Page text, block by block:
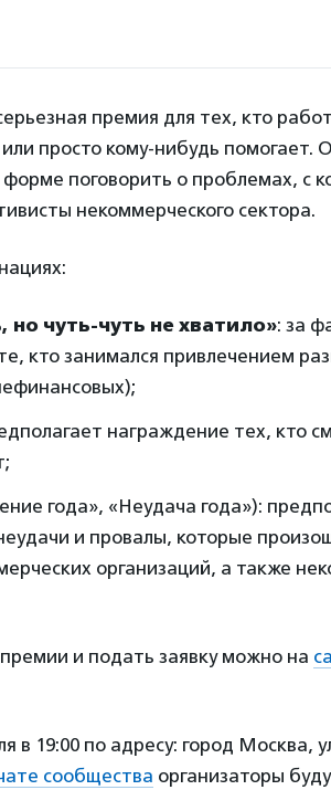
премия для тех, кто
просто кому-нибудь помогает.
поговорить о проблемах, с
некоммерческого сектора.
но чуть-чуть не хватило»: за
кто занимался привлечением
награждение тех, кто
года», «Неудача года»):
и провалы, которые
организаций, а также
и подать заявку можно на
в 19:00 по адресу: город Москва,
сообщества организаторы